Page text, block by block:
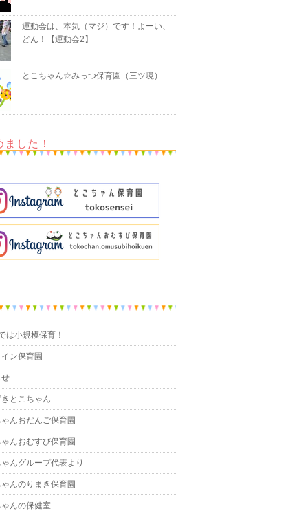
運動会は、本気（マジ）です！よーい、
どん！【運動会2】
とこちゃん☆みっつ保育園（三ツ境）
した！
は小規模保育！
ン保育園
せ
とこちゃん
んおだんご保育園
んおむすび保育園
んグループ代表より
んのりまき保育園
んの保健室